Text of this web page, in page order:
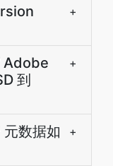
+
Adobe
到
+
元数据如
+